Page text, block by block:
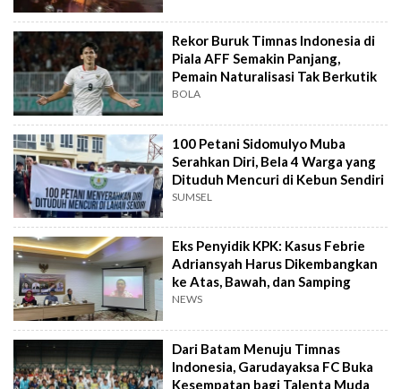
Rekor Buruk Timnas Indonesia di
Piala AFF Semakin Panjang,
Pemain Naturalisasi Tak Berkutik
BOLA
100 Petani Sidomulyo Muba
Serahkan Diri, Bela 4 Warga yang
Dituduh Mencuri di Kebun Sendiri
SUMSEL
Eks Penyidik KPK: Kasus Febrie
Adriansyah Harus Dikembangkan
ke Atas, Bawah, dan Samping
NEWS
Dari Batam Menuju Timnas
Indonesia, Garudayaksa FC Buka
Kesempatan bagi Talenta Muda